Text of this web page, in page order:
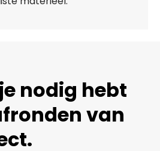
nodig hebt
van